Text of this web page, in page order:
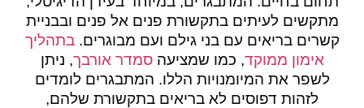
מתקשים לעיתים בתקשורת פנים אל פנים ובבניית
קשרים בריאים עם בני גילם ועם מבוגרים.בתהליך
אימון ממוקד, כמו שמציעהסמדר אורבך, ניתן
לשפר את המיומנויות הללו. המתבגרים לומדים
לזהות דפוסים לא בריאים בתקשורת שלהם,